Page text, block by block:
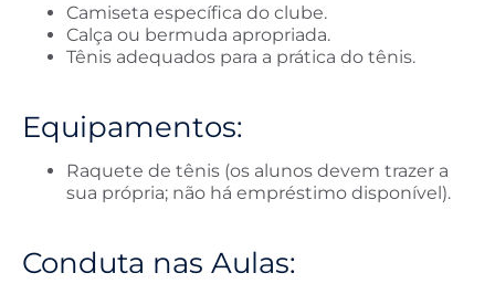
Camiseta específica do clube.
Calça ou bermuda apropriada.
Tênis adequados para a prática do tênis.
Equipamentos:
Raquete de tênis (os alunos devem trazer a
sua própria; não há empréstimo disponível).
Conduta nas Aulas: